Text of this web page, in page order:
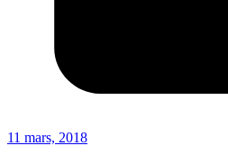
11 mars, 2018